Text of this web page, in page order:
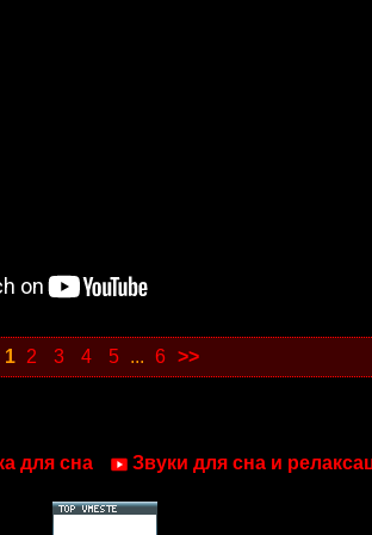
1 2 3 4 5 ... 6 >>
для сна Звуки для сна и